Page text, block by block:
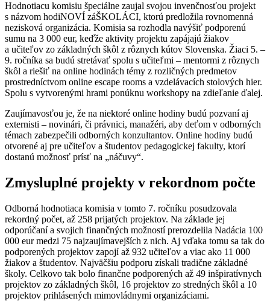
Hodnotiacu komisiu špeciálne zaujal svojou invenčnosťou projekt
s názvom hodiNOVÍ záŠKOLÁCI, ktorú predložila rovnomenná
nezisková organizácia. Komisia sa rozhodla navýšiť podporenú
sumu na 3 000 eur, keďže aktivity projektu zapájajú žiakov
a učiteľov zo základných škôl z rôznych kútov Slovenska. Žiaci 5. –
9. ročníka sa budú stretávať spolu s učiteľmi – mentormi z rôznych
škôl a riešiť na online hodinách témy z rozličných predmetov
prostredníctvom online escape rooms a vzdelávacích stolových hier.
Spolu s vytvorenými hrami ponúknu workshopy na zdieľanie ďalej.
Zaujímavosťou je, že na niektoré online hodiny budú pozvaní aj
externisti – novinári, či právnici, manažéri, aby deťom v odborných
témach zabezpečili odborných konzultantov. Online hodiny budú
otvorené aj pre učiteľov a študentov pedagogickej fakulty, ktorí
dostanú možnosť prísť na „náčuvy“.
Zmysluplné projekty v rekordnom počte
Odborná hodnotiaca komisia v tomto 7. ročníku posudzovala
rekordný počet, až 258 prijatých projektov. Na základe jej
odporúčaní a svojich finančných možností prerozdelila Nadácia 100
000 eur medzi 75 najzaujímavejších z nich. Aj vďaka tomu sa tak do
podporených projektov zapojí až 932 učiteľov a viac ako 11 000
žiakov a študentov. Najväčšiu podporu získali tradične základné
školy. Celkovo tak bolo finančne podporených až 49 inšpiratívnych
projektov zo základných škôl, 16 projektov zo stredných škôl a 10
projektov prihlásených mimovládnymi organizáciami.